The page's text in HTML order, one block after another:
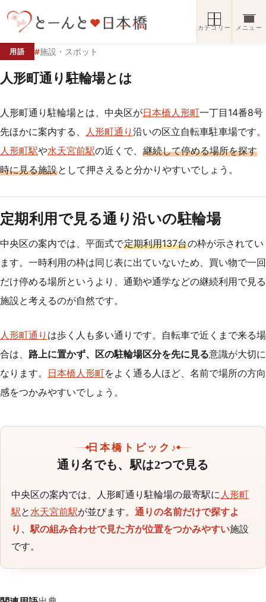
カテゴリー メニュー
用語 #施設・スポット
人形町通り駐輪場とは
人形町通り駐輪場とは、中央区が日本橋人形町一丁目14番8号
先ほかに案内する、 人形町通り 沿いの区立自転車駐車場です。
人形町駅や水天宮前駅の近くで、 継続して停める場所を探す
時に見る施設として押さえると分かりやすいでしょう。
定期利用で見る通り沿いの駐輪場
中央区の案内では、平面式で定期利用137台の枠が示されてい
ます。一時利用の枠は同じ表に出ていないため、買い物で一回
だけ停める場所というより、通勤や通学などの継続利用で見る
施設と考えるのが自然です。
人形町通り は歩く人も多い通りです。自転車で近くまで来る場
合は、 路上に置かず、区の駐輪場区分を先に見る意識が大切に
なります。 日本橋人形町をよく通る人ほど、名前で場所の方向
感をつかみやすいでしょう。
日本橋トピック♪
通り名でも、駅は2つで見る
中央区の案内では、人形町通り駐輪場の最寄駅に 人形町
駅と 水天宮前駅が並びます。通りの名前だけで探すよ
り、駅の組み合わせで見た方が位置をつかみやすい施設
です。